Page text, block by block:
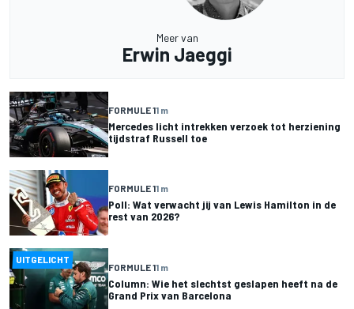
Meer van
Erwin Jaeggi
FORMULE 11 m
Mercedes licht intrekken verzoek tot herziening
tijdstraf Russell toe
FORMULE 11 m
Poll: Wat verwacht jij van Lewis Hamilton in de
rest van 2026?
UITGELICHT
FORMULE 11 m
Column: Wie het slechtst geslapen heeft na de
Grand Prix van Barcelona